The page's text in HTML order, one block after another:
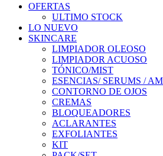
OFERTAS
ULTIMO STOCK
LO NUEVO
SKINCARE
LIMPIADOR OLEOSO
LIMPIADOR ACUOSO
TÓNICO/MIST
ESENCIAS/ SERUMS /
CONTORNO DE OJOS
CREMAS
BLOQUEADORES
ACLARANTES
EXFOLIANTES
KIT